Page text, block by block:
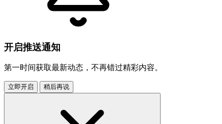
开启推送通知
第一时间获取最新动态，不再错过精彩内容。
立即开启 稍后再说